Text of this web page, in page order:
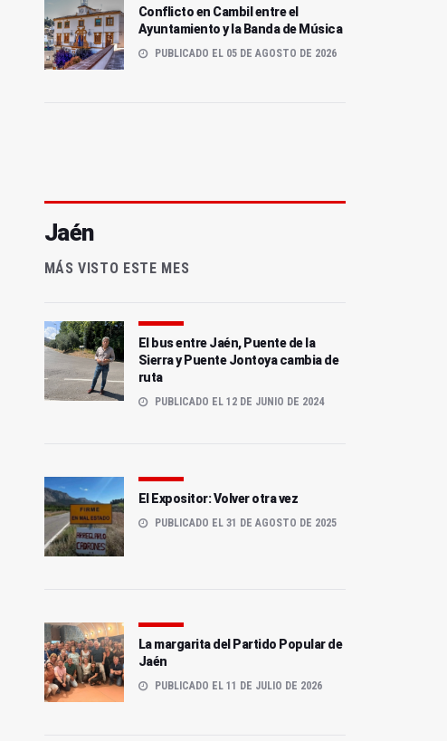
Conflicto en Cambil entre el
Ayuntamiento y la Banda de Música
PUBLICADO EL 05 DE AGOSTO DE 2026
Jaén
MÁS VISTO ESTE MES
El bus entre Jaén, Puente de la
Sierra y Puente Jontoya cambia de
ruta
PUBLICADO EL 12 DE JUNIO DE 2024
El Expositor: Volver otra vez
PUBLICADO EL 31 DE AGOSTO DE 2025
La margarita del Partido Popular de
Jaén
PUBLICADO EL 11 DE JULIO DE 2026